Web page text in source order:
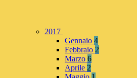
2017
Gennaio 4
Febbraio 2
Marzo 6
Aprile 2